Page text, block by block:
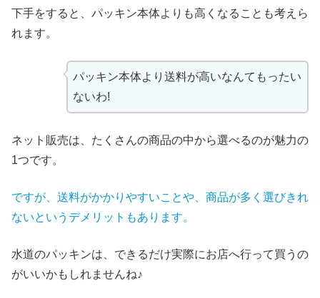
下手をすると、パッキン本体よりも高くなることも考えら
れます。
パッキン本体より送料が高いなんてもったい
ないわ!
ネット販売は、たくさんの商品の中から選べるのが魅力の
1つです。
ですが、送料がかかりやすいことや、商品が多く選びきれ
ないというデメリットもあります。
水道のパッキンは、できるだけ実際にお店へ行って買うの
がいいかもしれませんね♪